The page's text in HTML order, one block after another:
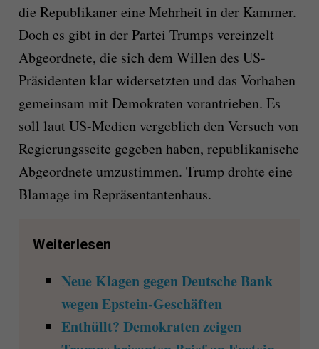
die Republikaner eine Mehrheit in der Kammer.
Doch es gibt in der Partei Trumps vereinzelt
Abgeordnete, die sich dem Willen des US-
Präsidenten klar widersetzten und das Vorhaben
gemeinsam mit Demokraten vorantrieben. Es
soll laut US-Medien vergeblich den Versuch von
Regierungsseite gegeben haben, republikanische
Abgeordnete umzustimmen. Trump drohte eine
Blamage im Repräsentantenhaus.
Weiterlesen
Neue Klagen gegen Deutsche Bank
wegen Epstein-Geschäften
Enthüllt? Demokraten zeigen